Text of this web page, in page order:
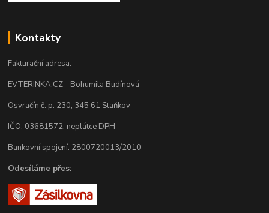
Kontakty
Fakturační adresa:
EVTERINKA.CZ - Bohumila Budínová
Osvračín č. p. 230, 345 61 Staňkov
IČO: 03681572, neplátce DPH
Bankovní spojení: 2800720013/2010
Odesíláme přes: